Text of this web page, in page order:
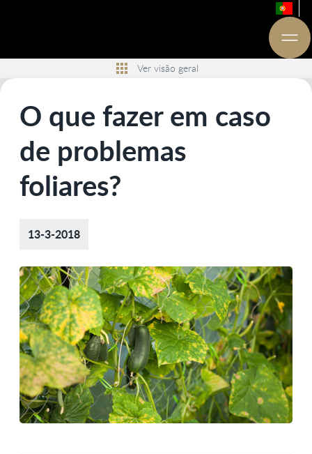
Ver visão geral
O que fazer em caso
de problemas
foliares?
13-3-2018